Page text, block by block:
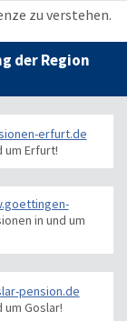
zu verstehen.
der Region
erfurt.de
um Erfurt!
in und um
pension.de
um Goslar!